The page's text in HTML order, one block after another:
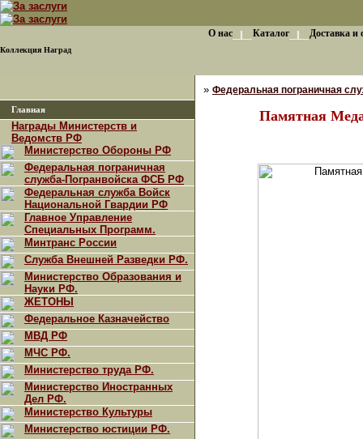
Коллекция Наград
О нас Каталог Доставка и
Главная
Награды Министерств и
Ведомств РФ
Министерство Обороны РФ
Федеральная пограничная
служба-Погранвойска ФСБ РФ
Федеральная служба Войск
Национальной Гвардии РФ
Главное Управление
Специальных Программ.
Минтранс России
Служба Внешней Разведки РФ.
Министерство Образования и
Науки РФ.
ЖЕТОНЫ
Федеральное Казначейство
МВД РФ
МЧС РФ.
Министерство труда РФ.
Министерство Иностранных
Дел РФ.
Министерство Культуры
Министерство юстиции РФ.
» Федеральная пограничная
Памятная